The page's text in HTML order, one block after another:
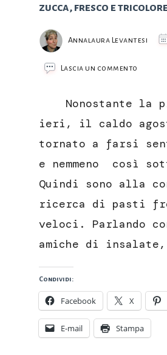
zucca, fresco e
Annalaura Levantesi
Lascia un commento
semi
zucca,
fresco
Nonostante la
ieri, il caldo
tornato a farsi
e nemmeno così
Quindi sono alla
ricerca di pasti
veloci. Parlando
amiche di
Condividi:
Facebook X
E-mail Stampa